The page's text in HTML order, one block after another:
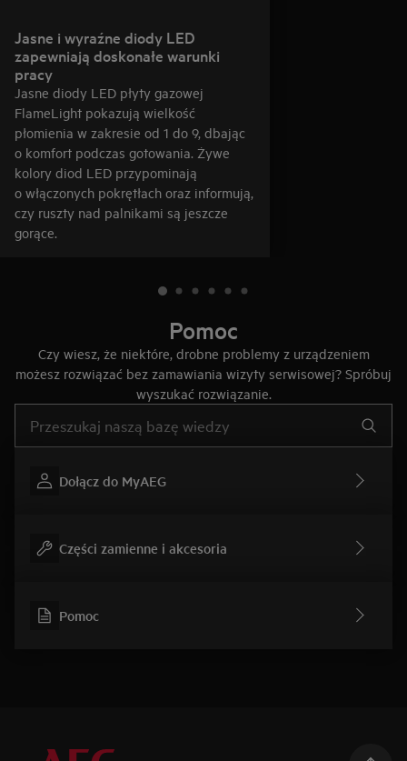
Jasne i wyraźne diody LED
zapewniają doskonałe warunki
pracy
Jasne diody LED płyty gazowej
FlameLight pokazują wielkość
płomienia w zakresie od 1 do 9, dbając
o komfort podczas gotowania. Żywe
kolory diod LED przypominają
o włączonych pokrętłach oraz informują,
czy ruszty nad palnikami są jeszcze
gorące.
Pomoc
Czy wiesz, że niektóre, drobne problemy z urządzeniem
możesz rozwiązać bez zamawiania wizyty serwisowej? Spróbuj
wyszukać rozwiązanie.
Dołącz do MyAEG
Części zamienne i akcesoria
Pomoc